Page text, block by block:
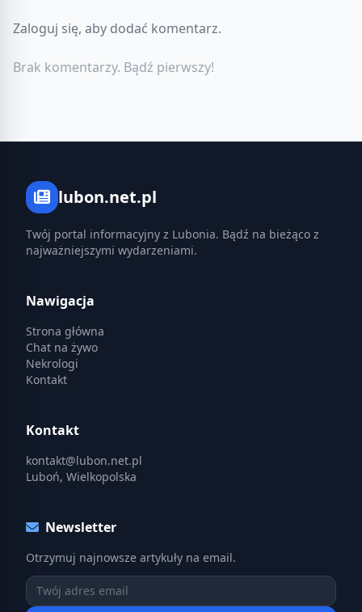
Zaloguj się, aby dodać komentarz.
Brak komentarzy. Bądź pierwszy!
lubon.net.pl
Twój portal informacyjny z Lubonia. Bądź na bieżąco z
najważniejszymi wydarzeniami.
Nawigacja
Strona główna
Chat na żywo
Nekrologi
Kontakt
Kontakt
kontakt@lubon.net.pl
Luboń, Wielkopolska
Newsletter
Otrzymuj najnowsze artykuły na email.